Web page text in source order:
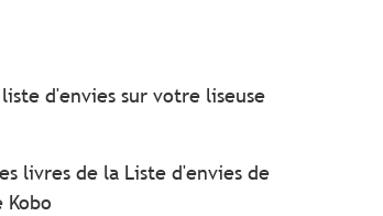
d'envies sur votre liseuse
livres de la Liste d'envies de
Kobo